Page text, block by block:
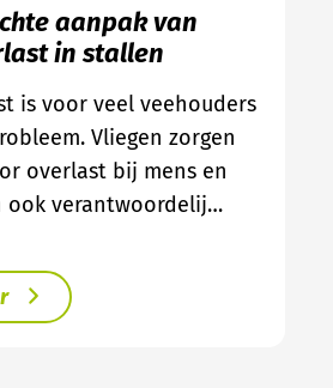
aanpak van
in stallen
is voor veel veehouders
Vliegen zorgen
overlast bij mens en
ook verantwoordelij…